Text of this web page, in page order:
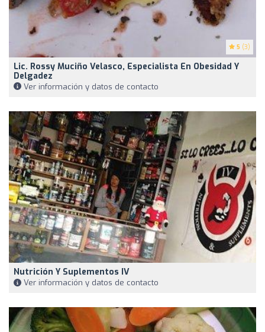
5 (3)
Lic. Rossy Muciño Velasco, Especialista En Obesidad Y
Delgadez
Ver información y datos de contacto
Nutrición Y Suplementos IV
Ver información y datos de contacto